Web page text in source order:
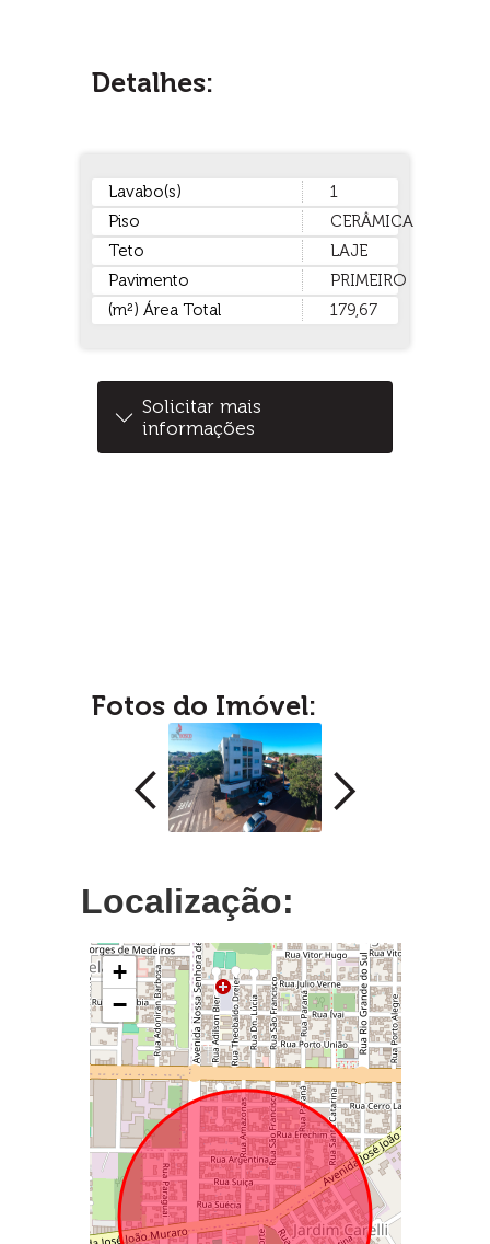
Detalhes:
Lavabo(s)
1
Piso
CERÂMICA
Teto
LAJE
Pavimento
PRIMEIRO
(m²) Área Total
179,67
Solicitar mais
informações
Fotos do Imóvel:
Localização:
+
−